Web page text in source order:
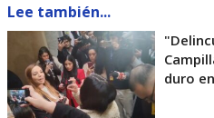
Lee también...
duro